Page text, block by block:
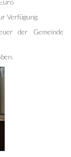
Verfügung.
der Gemeinde